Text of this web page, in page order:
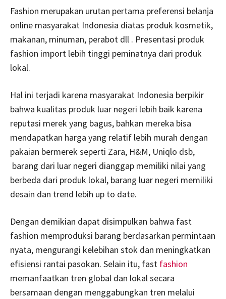
Fashion merupakan urutan pertama preferensi belanja
online masyarakat Indonesia diatas produk kosmetik,
makanan, minuman, perabot dll . Presentasi produk
fashion import lebih tinggi peminatnya dari produk
lokal.
Hal ini terjadi karena masyarakat Indonesia berpikir
bahwa kualitas produk luar negeri lebih baik karena
reputasi merek yang bagus, bahkan mereka bisa
mendapatkan harga yang relatif lebih murah dengan
pakaian bermerek seperti Zara, H&M, Uniqlo dsb,
barang dari luar negeri dianggap memiliki nilai yang
berbeda dari produk lokal, barang luar negeri memiliki
desain dan trend lebih up to date.
Dengan demikian dapat disimpulkan bahwa fast
fashion memproduksi barang berdasarkan permintaan
nyata, mengurangi kelebihan stok dan meningkatkan
efisiensi rantai pasokan. Selain itu, fast fashion
memanfaatkan tren global dan lokal secara
bersamaan dengan menggabungkan tren melalui